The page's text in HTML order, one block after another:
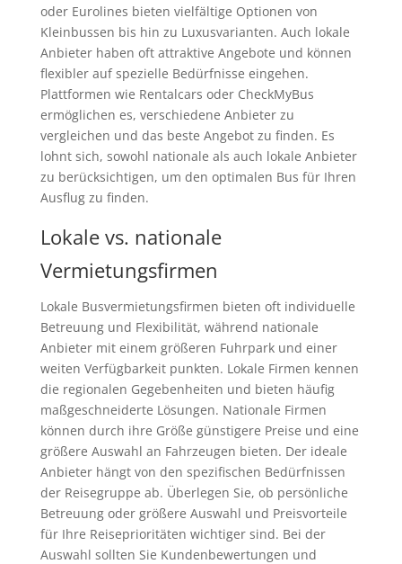
oder Eurolines bieten vielfältige Optionen von
Kleinbussen bis hin zu Luxusvarianten. Auch lokale
Anbieter haben oft attraktive Angebote und können
flexibler auf spezielle Bedürfnisse eingehen.
Plattformen wie Rentalcars oder CheckMyBus
ermöglichen es, verschiedene Anbieter zu
vergleichen und das beste Angebot zu finden. Es
lohnt sich, sowohl nationale als auch lokale Anbieter
zu berücksichtigen, um den optimalen Bus für Ihren
Ausflug zu finden.
Lokale vs. nationale
Vermietungsfirmen
Lokale Busvermietungsfirmen bieten oft individuelle
Betreuung und Flexibilität, während nationale
Anbieter mit einem größeren Fuhrpark und einer
weiten Verfügbarkeit punkten. Lokale Firmen kennen
die regionalen Gegebenheiten und bieten häufig
maßgeschneiderte Lösungen. Nationale Firmen
können durch ihre Größe günstigere Preise und eine
größere Auswahl an Fahrzeugen bieten. Der ideale
Anbieter hängt von den spezifischen Bedürfnissen
der Reisegruppe ab. Überlegen Sie, ob persönliche
Betreuung oder größere Auswahl und Preisvorteile
für Ihre Reiseprioritäten wichtiger sind. Bei der
Auswahl sollten Sie Kundenbewertungen und